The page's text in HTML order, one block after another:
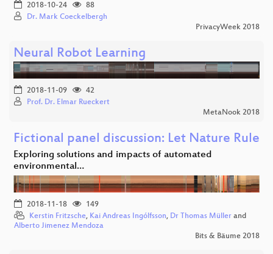
2018-10-24
88
Dr. Mark Coeckelbergh
PrivacyWeek 2018
Neural Robot Learning
2018-11-09
42
Prof. Dr. Elmar Rueckert
MetaNook 2018
Fictional panel discussion: Let Nature Rule
Exploring solutions and impacts of automated
environmental…
2018-11-18
149
Kerstin Fritzsche, Kai Andreas Ingólfsson, Dr Thomas Müller and
Alberto Jimenez Mendoza
Bits & Bäume 2018